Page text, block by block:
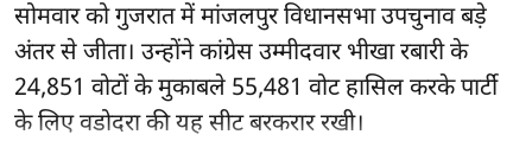
सोमवार को गुजरात में मांजलपुरविधानसभा उपचुनावबड़े
अंतर से जीता। उन्होंने कांग्रेस उम्मीदवार भीखा रबारी के
24,851 वोटों के मुकाबले 55,481 वोट हासिल करके पार्टी
के लिए वडोदरा की यह सीट बरकरार रखी।